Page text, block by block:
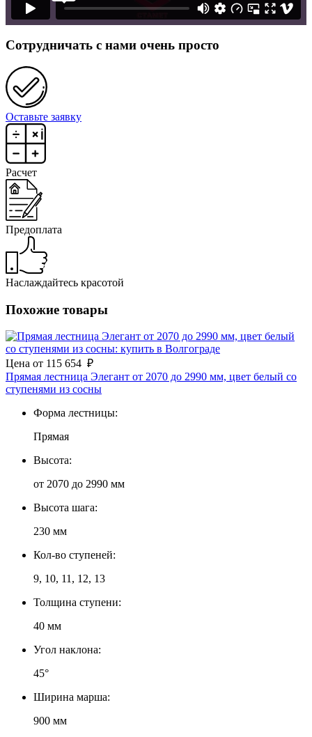
Сотрудничать с нами очень просто
Оставьте заявку
Расчет
Предоплата
Наслаждайтесь красотой
Похожие товары
Цена от 115 654 ₽
Прямая лестница Элегант от 2070 до 2990 мм, цвет белый со
ступенями из сосны
Форма лестницы:
Прямая
Высота:
от 2070 до 2990 мм
Высота шага:
230 мм
Кол-во ступеней:
9, 10, 11, 12, 13
Толщина ступени:
40 мм
Угол наклона:
45°
Ширина марша:
900 мм